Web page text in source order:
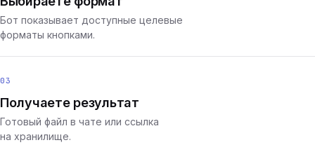
Бот показывает доступные целевые
форматы кнопками.
03
Получаете результат
Готовый файл в чате или ссылка
на хранилище.